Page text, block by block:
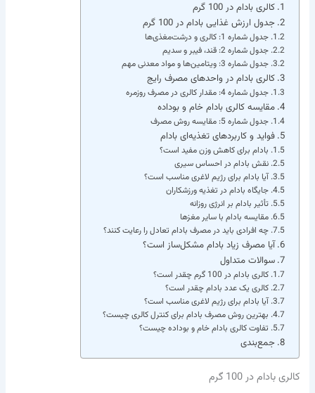
کالری بادام در 100 گرم
جدول ارزش غذایی بادام در 100 گرم
جدول شماره 1: کالری و درشت‌مغذی‌ها
جدول شماره 2: قند، فیبر و سدیم
جدول شماره 3: ویتامین‌ها و مواد معدنی مهم
کالری بادام در واحدهای مصرف رایج
جدول شماره 4: مقدار کالری در مصرف روزمره
مقایسه کالری بادام خام و بوداده
جدول شماره 5: مقایسه روش مصرف
فواید و کاربردهای تغذیه‌ای بادام
بادام برای کاهش وزن مفید است؟
نقش بادام در احساس سیری
آیا بادام برای رژیم لاغری مناسب است؟
جایگاه بادام در تغذیه ورزشکاران
تأثیر بادام بر انرژی روزانه
مقایسه بادام با سایر مغزها
چه افرادی باید در مصرف بادام تعادل را رعایت کنند؟
آیا مصرف زیاد بادام مشکل‌ساز است؟
سوالات متداول
کالری بادام در 100 گرم چقدر است؟
کالری یک عدد بادام چقدر است؟
آیا بادام برای رژیم لاغری مناسب است؟
بهترین روش مصرف بادام برای کنترل کالری چیست؟
تفاوت کالری بادام خام و بوداده چیست؟
جمع‌بندی
کالری بادام در 100 گرم